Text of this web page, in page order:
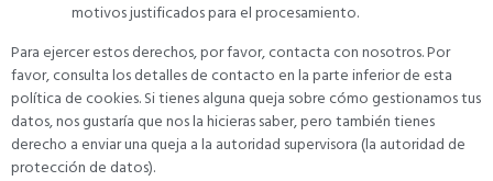
motivos justificados para el procesamiento.
Para ejercer estos derechos, por favor, contacta con nosotros. Por
favor, consulta los detalles de contacto en la parte inferior de esta
política de cookies. Si tienes alguna queja sobre cómo gestionamos tus
datos, nos gustaría que nos la hicieras saber, pero también tienes
derecho a enviar una queja a la autoridad supervisora (la autoridad de
protección de datos).